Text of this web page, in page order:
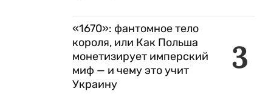
3
«1670»: фантомное тело
короля, или Как Польша
монетизирует имперский
миф — и чему это учит
Украину